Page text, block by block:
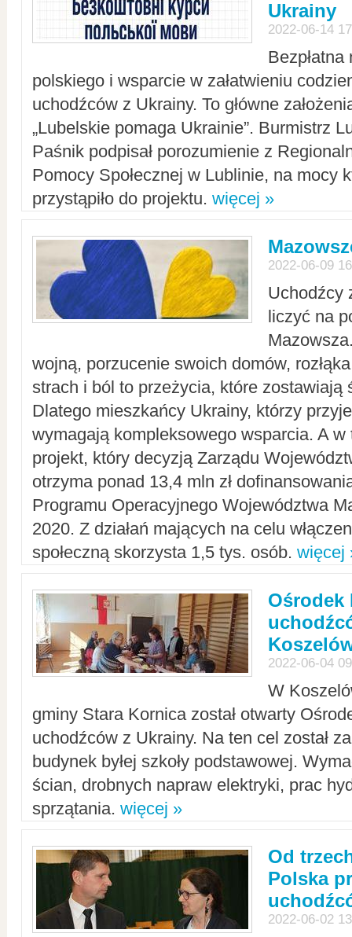
Ukrainy
2022-06-14
polskiego i wsparcie w załatwieniu
uchodźców z Ukrainy. To główne
„Lubelskie pomaga Ukrainie”. Burmistrz
Paśnik podpisał porozumienie z
Pomocy Społecznej w Lublinie, na mocy
przystąpiło do projektu. więcej »
2022-06-09
Uchodźcy
liczyć na
wojną, porzucenie swoich domów,
strach i ból to przeżycia, które zostawiają
Dlatego mieszkańcy Ukrainy, którzy
wymagają kompleksowego wsparcia. A w
projekt, który decyzją Zarządu
otrzyma ponad 13,4 mln zł
Programu Operacyjnego Województwa
2020. Z działań mających na celu
społeczną skorzysta 1,5 tys. osób. więcej
Ośrodek
2022-06-04
W
gminy Stara Kornica został otwarty
uchodźców z Ukrainy. Na ten cel został
budynek byłej szkoły podstawowej.
ścian, drobnych napraw elektryki, prac
sprzątania. więcej »
Od
Polska
2022-06-02